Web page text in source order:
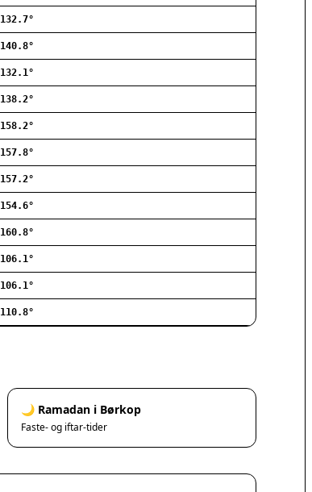
Frederiksværk
Gentofte
Greve
Høje-Taastrup
Lillerød
Lyngby
Rødovre
Valby
Vanløse
Værløse
Ølstykke
132.7°
140.8°
132.1°
138.2°
158.2°
157.8°
157.2°
154.6°
160.8°
106.1°
106.1°
110.8°
🌙 Ramadan i Børkop
Faste- og iftar-tider